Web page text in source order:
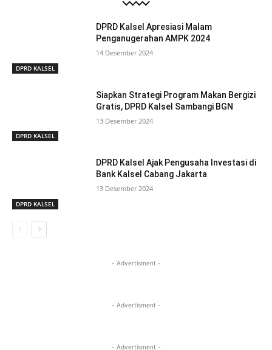
DPRD KALSEL
DPRD Kalsel Apresiasi Malam
Penganugerahan AMPK 2024
14 Desember 2024
DPRD KALSEL
Siapkan Strategi Program Makan Bergizi
Gratis, DPRD Kalsel Sambangi BGN
13 Desember 2024
DPRD KALSEL
DPRD Kalsel Ajak Pengusaha Investasi di
Bank Kalsel Cabang Jakarta
13 Desember 2024
- Advertisment -
- Advertisment -
- Advertisment -